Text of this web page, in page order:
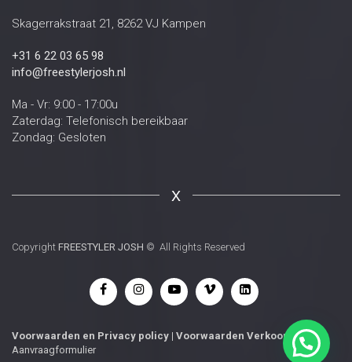
Skagerrakstraat 21, 8262 VJ Kampen
+31 6 22 03 65 98
info@freestylerjosh.nl
Ma - Vr: 9:00 - 17:00u
Zaterdag: Telefonisch bereikbaar
Zondag: Gesloten
X
Copyright FREESTYLER JOSH © All Rights Reserved
Voorwaarden en Privacy policy | Voorwaarden Verkoop |
Aanvraagformulier